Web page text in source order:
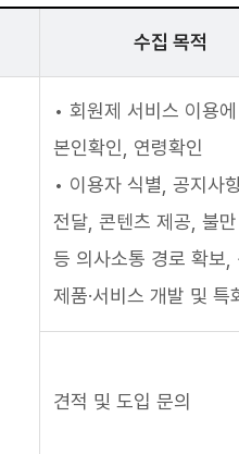
수집 목적
• 회원제 서비스 이용
본인확인, 연령확인
• 이용자 식별, 공지사
전달, 콘텐츠 제공, 불
등 의사소통 경로 확보,
제품·서비스 개발 및 특
견적 및 도입 문의